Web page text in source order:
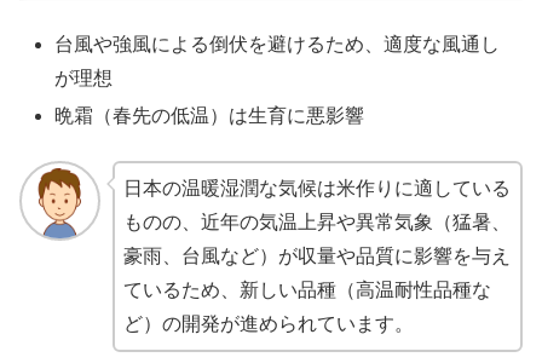
台風や強風による倒伏を避けるため、適度な風通し
が理想
晩霜（春先の低温）は生育に悪影響
日本の温暖湿潤な気候は米作りに適している
ものの、近年の気温上昇や異常気象（猛暑、
豪雨、台風など）が収量や品質に影響を与え
ているため、新しい品種（高温耐性品種な
ど）の開発が進められています。